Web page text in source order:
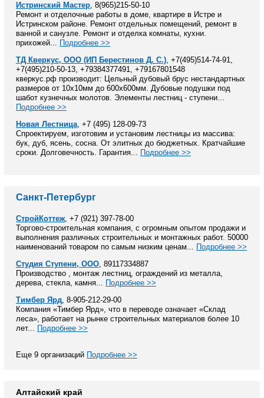
Истринский Мастер, 8(965)215-50-10
Ремонт и отделочные работы в доме, квартире в Истре и
Истринском районе. Ремонт отдельных помещений, ремонт в
ванной и санузле. Ремонт и отделка комнаты, кухни.
прихожей... Подробнее >>
ТД Кверкус, ООО (ИП Берестинов Д. С.), +7(495)514-74-91,
+7(495)210-50-13, +79384377491, +79167801548
кверкус.рф производит: Цельный дубовый брус нестандартных
размеров от 10х10мм до 600х600мм. Дубовые подушки под
шабот кузнечных молотов. Элементы лестниц - ступени...
Подробнее >>
Новая Лестница, +7 (495) 128-09-73
Спроектируем, изготовим и установим лестницы из массива:
бук, дуб, ясень, сосна. От элитных до бюджетных. Кратчайшие
сроки. Долговечность. Гарантия... Подробнее >>
Санкт-Петербург
СтройКоттеж, +7 (921) 397-78-00
Торгово-строительная компания, с огромным опытом продажи и
выполнения различных строительных и монтажных работ. 50000
наименований товаром по самым низким ценам... Подробнее >>
Студия Ступени, ООО, 89117334887
Производство , монтаж лестниц, ограждений из металла,
дерева, стекла, камня... Подробнее >>
Тимбер Ярд, 8-905-212-29-00
Компания «Тимбер Ярд», что в переводе означает «Склад
леса», работает на рынке строительных материалов более 10
лет... Подробнее >>
Еще 9 организаций Подробнее >>
Алтайский край